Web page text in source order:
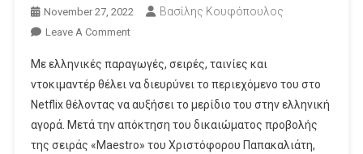
November 27, 2022 Βασίλης Κουφόπουλος
Leave A CommentOn
Και
Για
Άλλες
Παραγωγές
Το
Με ελληνικές παραγωγές, σειρές, ταινίες και
ντοκιμαντέρ θέλει να διευρύνει το περιεχόμενο του στο
Netflix θέλοντας να αυξήσει το μερίδιο του στην ελληνική
αγορά. Μετά την απόκτηση του δικαιώματος προβολής
της σειράς «Maestro» του Χριστόφορου Παπακαλιάτη,